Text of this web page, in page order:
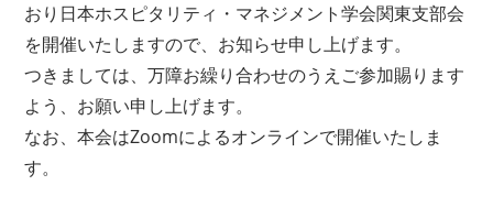
おり日本ホスピタリティ・マネジメント学会関東支部会
を開催いたしますので、お知らせ申し上げます。
つきましては、万障お繰り合わせのうえご参加賜ります
よう、お願い申し上げます。
なお、本会はZoomによるオンラインで開催いたしま
す。